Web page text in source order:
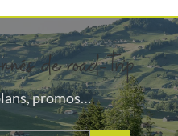
de road-trip
promos…